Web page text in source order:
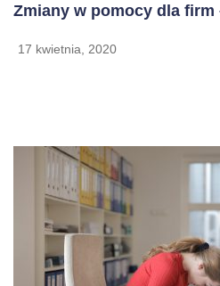
Zmiany w pomocy dla firm
17 kwietnia, 2020